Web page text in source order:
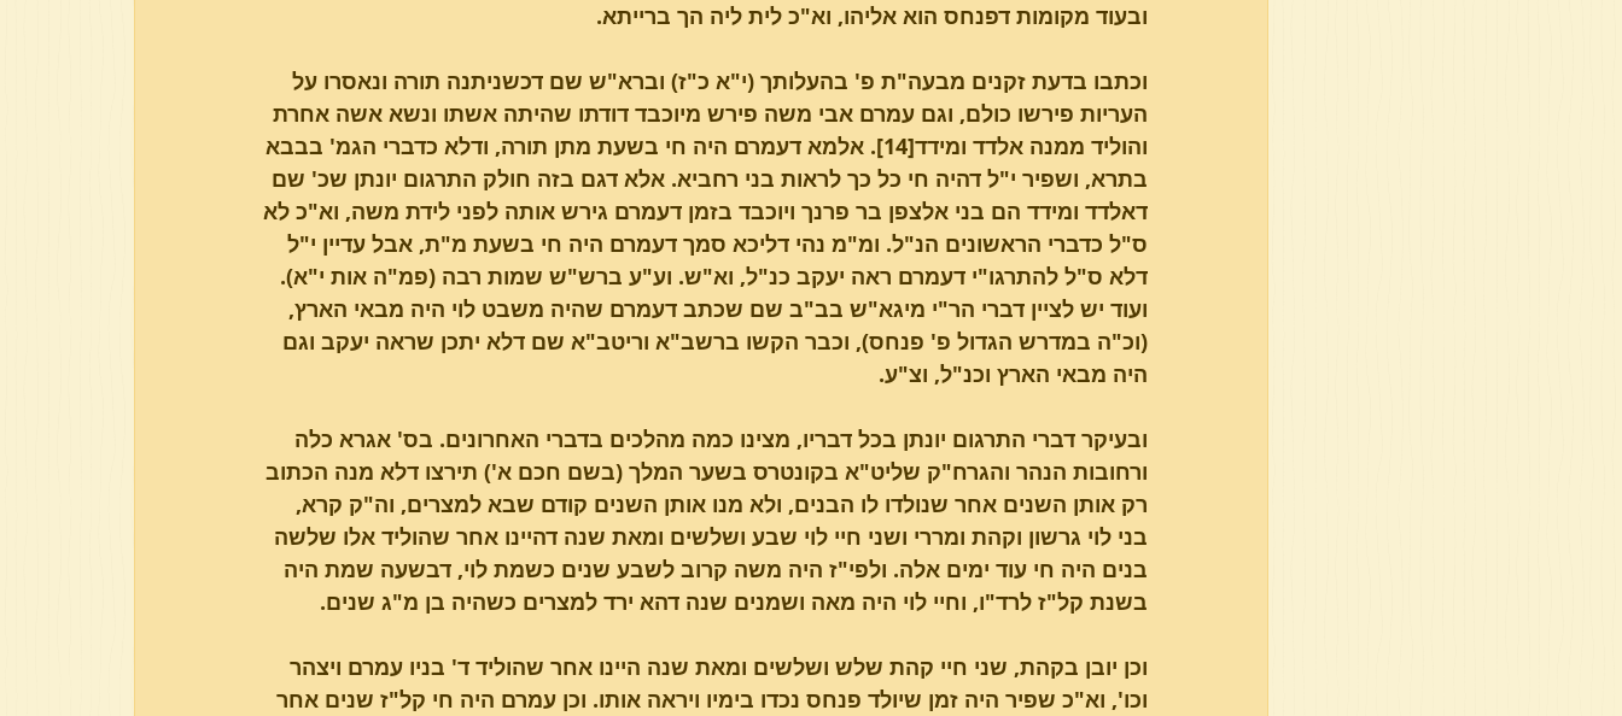
ובעוד מקומות דפנחס הוא אליהו, וא"כ לית ליה הך ברייתא.
וכתבו בדעת זקנים מבעה"ת פ' בהעלותך (י"א כ"ז) וברא"ש שם דכשניתנה תורה ונאסרו על
העריות פירשו כולם, וגם עמרם אבי משה פירש מיוכבד דודתו שהיתה אשתו ונשא אשה אחרת
והוליד ממנה אלדד ומידד[14]. אלמא דעמרם היה חי בשעת מתן תורה, ודלא כדברי הגמ' בבבא
בתרא, ושפיר י"ל דהיה חי כל כך לראות בני רחביא. אלא דגם בזה חולק התרגום יונתן שכ' שם
דאלדד ומידד הם בני אלצפן בר פרנך ויוכבד בזמן דעמרם גירש אותה לפני לידת משה, וא"כ לא
ס"ל כדברי הראשונים הנ"ל. ומ"מ נהי דליכא סמך דעמרם היה חי בשעת מ"ת, אבל עדיין י"ל
דלא ס"ל להתרגו"י דעמרם ראה יעקב כנ"ל, וא"ש. וע"ע ברש"ש שמות רבה (פמ"ה אות י"א).
ועוד יש לציין דברי הר"י מיגא"ש בב"ב שם שכתב דעמרם שהיה משבט לוי היה מבאי הארץ,
(וכ"ה במדרש הגדול פ' פנחס), וכבר הקשו ברשב"א וריטב"א שם דלא יתכן שראה יעקב וגם
היה מבאי הארץ וכנ"ל, וצ"ע.
ובעיקר דברי התרגום יונתן בכל דבריו, מצינו כמה מהלכים בדברי האחרונים. בס' אגרא כלה
ורחובות הנהר והגרח"ק שליט"א בקונטרס בשער המלך (בשם חכם א') תירצו דלא מנה הכתוב
רק אותן השנים אחר שנולדו לו הבנים, ולא מנו אותן השנים קודם שבא למצרים, וה"ק קרא,
בני לוי גרשון וקהת ומררי ושני חיי לוי שבע ושלשים ומאת שנה דהיינו אחר שהוליד אלו שלשה
בנים היה חי עוד ימים אלה. ולפי"ז היה משה קרוב לשבע שנים כשמת לוי, דבשעה שמת היה
בשנת קל"ז לרד"ו, וחיי לוי היה מאה ושמנים שנה דהא ירד למצרים כשהיה בן מ"ג שנים.
וכן יובן בקהת, שני חיי קהת שלש ושלשים ומאת שנה היינו אחר שהוליד ד' בניו עמרם ויצהר
וכו', וא"כ שפיר היה זמן שיולד פנחס נכדו בימיו ויראה אותו. וכן עמרם היה חי קל"ז שנים אחר